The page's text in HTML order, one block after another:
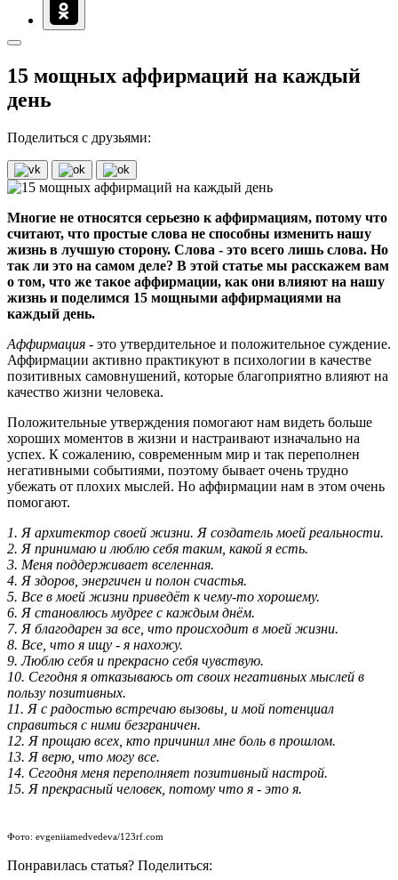
15 мощных аффирмаций на каждый
день
Поделиться с друзьями:
Многие не относятся серьезно к аффирмациям, потому что
считают, что простые слова не способны изменить нашу
жизнь в лучшую сторону. Слова - это всего лишь слова. Но
так ли это на самом деле? В этой статье мы расскажем вам
о том, что же такое аффирмации, как они влияют на нашу
жизнь и поделимся 15 мощными аффирмациями на
каждый день.
Аффирмация - это утвердительное и положительное суждение.
Аффирмации активно практикуют в психологии в качестве
позитивных самовнушений, которые благоприятно влияют на
качество жизни человека.
Положительные утверждения помогают нам видеть больше
хороших моментов в жизни и настраивают изначально на
успех. К сожалению, современным мир и так переполнен
негативными событиями, поэтому бывает очень трудно
убежать от плохих мыслей. Но аффирмации нам в этом очень
помогают.
1. Я архитектор своей жизни. Я создатель моей реальности.
2. Я принимаю и люблю себя таким, какой я есть.
3. Меня поддерживает вселенная.
4. Я здоров, энергичен и полон счастья.
5. Все в моей жизни приведёт к чему-то хорошему.
6. Я становлюсь мудрее с каждым днём.
7. Я благодарен за все, что происходит в моей жизни.
8. Все, что я ищу - я нахожу.
9. Люблю себя и прекрасно себя чувствую.
10. Сегодня я отказываюсь от своих негативных мыслей в
пользу позитивных.
11. Я с радостью встречаю вызовы, и мой потенциал
справиться с ними безграничен.
12. Я прощаю всех, кто причинил мне боль в прошлом.
13. Я верю, что могу все.
14. Сегодня меня переполняет позитивный настрой.
15. Я прекрасный человек, потому что я - это я.
Фото: evgeniiamedvedeva/123rf.com
Понравилась статья? Поделиться: